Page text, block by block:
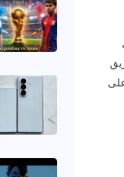
82، من رأسية على